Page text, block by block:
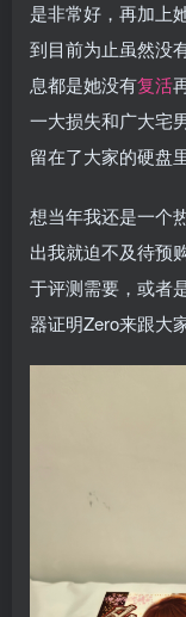
是非常好，再加上
到目前为止虽然没
息都是她没有复活
一大损失和广大宅
留在了大家的硬盘
想当年我还是一个
出我就迫不及待预
于评测需要，或者
器证明Zero来跟大